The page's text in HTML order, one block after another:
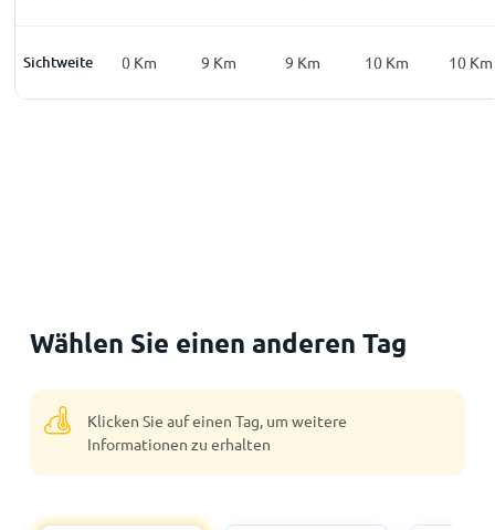
Sichtweite
0Km 10 Km 9 Km 9 Km 10 Km 10 Km
Wählen Sie einen anderen Tag
Klicken Sie auf einen Tag, um weitere
Informationen zu erhalten